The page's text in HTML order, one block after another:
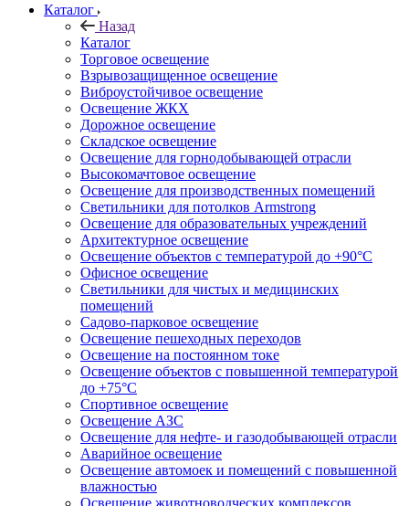
Каталог
Назад
Каталог
Торговое освещение
Взрывозащищенное освещение
Виброустойчивое освещение
Освещение ЖКХ
Дорожное освещение
Складское освещение
Освещение для горнодобывающей отрасли
Высокомачтовое освещение
Освещение для производственных помещений
Светильники для потолков Armstrong
Освещение для образовательных учреждений
Архитектурное освещение
Освещение объектов с температурой до +90°С
Офисное освещение
Светильники для чистых и медицинских
помещений
Садово-парковое освещение
Освещение пешеходных переходов
Освещение на постоянном токе
Освещение объектов с повышенной температурой
до +75°C
Спортивное освещение
Освещение АЗС
Освещение для нефте- и газодобывающей отрасли
Аварийное освещение
Освещение автомоек и помещений с повышенной
влажностью
Освещение животноводческих комплексов